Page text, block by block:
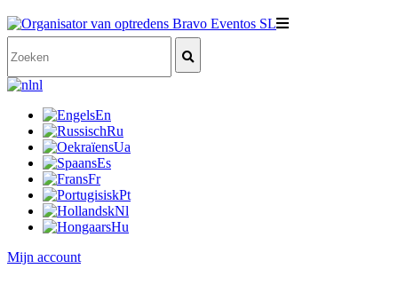
nl
En
Ru
Ua
Es
Fr
Pt
Nl
Hu
Mijn account